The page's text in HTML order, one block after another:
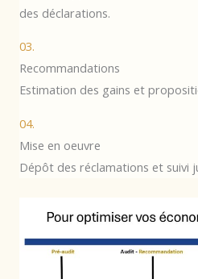
des déclarations.
03.
Recommandations
Estimation des gains et
04.
Mise en oeuvre
Dépôt des réclamations et suivi